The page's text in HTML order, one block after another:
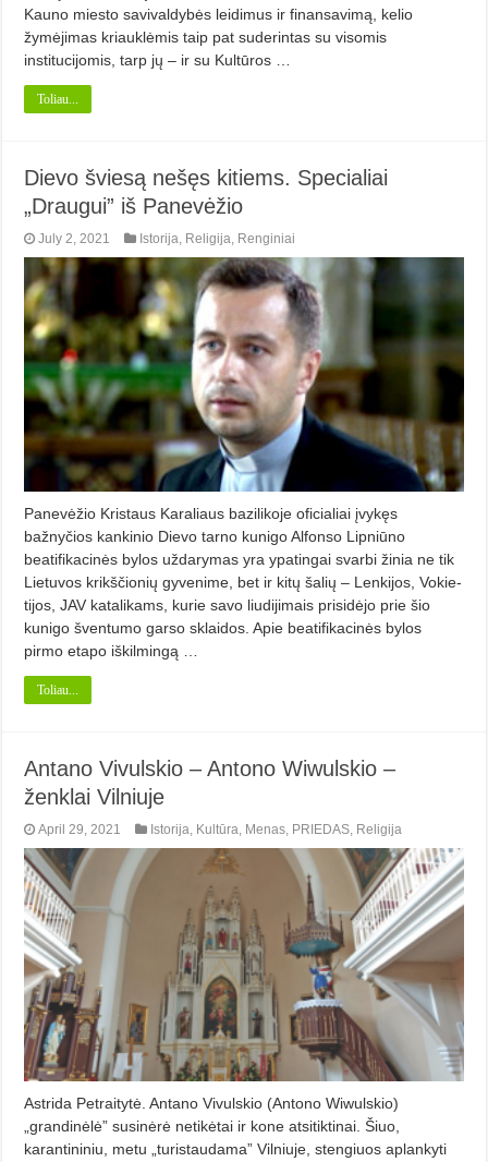
Kauno miesto savivaldybės leidimus ir finansavimą, kelio
žymėjimas kriauklėmis taip pat suderintas su visomis
institucijomis, tarp jų – ir su Kultūros …
Toliau...
Dievo šviesą nešęs kitiems. Specialiai
„Draugui” iš Panevėžio
July 2, 2021 Istorija, Religija, Renginiai
Panevėžio Kristaus Karaliaus ba­zilikoje oficialiai įvykęs
bažnyčios kankinio Dievo tarno kunigo Alfonso Lipniūno
beatifikacinės bylos užda­ry­mas yra ypatingai svarbi žinia ne tik
Lietuvos krikščionių gyvenime, bet ir kitų šalių – Lenkijos, Vokie­
ti­jos, JAV katalikams, kurie savo liudijimais pri­sidėjo prie šio
kunigo šventumo garso sklaidos. Apie beatifikaci­nės by­los
pirmo etapo iškilmingą …
Toliau...
Antano Vivulskio – Antono Wiwulskio –
ženklai Vilniuje
April 29, 2021 Istorija Kultūra Menas PRIEDAS Religija
Astrida Petraitytė. Antano Vivulskio (Antono Wiwulskio)
„grandinėlė” susinėrė netikėtai ir kone atsitiktinai. Šiuo,
karantininiu, metu „turistaudama” Vilniuje, stengiuos aplankyti